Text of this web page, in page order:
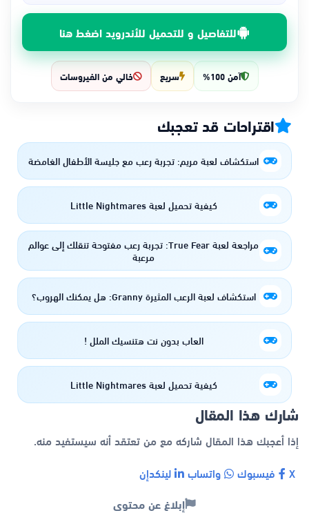
للتفاصيل و للتحميل للأندرويد اضغط هنا
آمن 100% سريع خالي من الفيروسات
اقتراحات قد تعجبك
استكشاف لعبة مريم: تجربة رعب مع جليسة الأطفال الغامضة
كيفية تحميل لعبة LittIe Nightmares
مراجعة لعبة True Fear: تجربة رعب مفتوحة تنقلك إلى عوالم
مرعبة
استكشاف لعبة الرعب المثيرة Granny: هل يمكنك الهروب؟
العاب بدون نت هتنسيك الملل !
كيفية تحميل لعبة LittIe Nightmares
شارك هذا المقال
إذا أعجبك هذا المقال شاركه مع من تعتقد أنه سيستفيد منه.
فيسبوك واتساب لينكدإن
إبلاغ عن محتوى